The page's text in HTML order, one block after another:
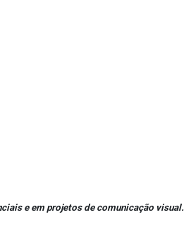
e em projetos de comunicação visual.